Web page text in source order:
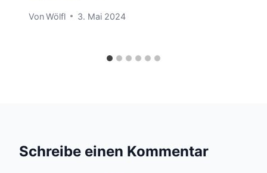
VonWölfl 3. Mai 2024
Schreibe einen Kommentar